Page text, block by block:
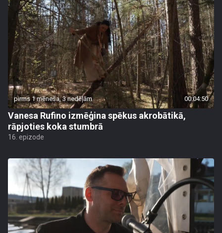
pirms 1 mēneša, 3 nedēļām 00:04:50
Vanesa Rufino izmēģina spēkus akrobātikā,
rāpjoties koka stumbrā
16. epizode